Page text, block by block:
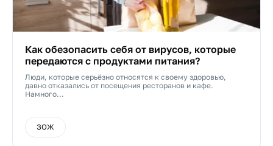
Как обезопасить себя от вирусов, которые
передаются с продуктами питания?
Люди, которые серьёзно относятся к своему здоровью,
давно отказались от посещения ресторанов и кафе.
Намного...
ЗОЖ